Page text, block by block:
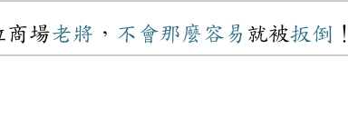
商場老將 ， 不會那麼容易 就被扳倒